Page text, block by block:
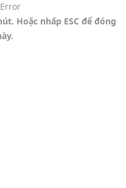
Võ Thị Sáu, Quận 3, Hồ Chí Minh
Hoặc nhấp ESC để đóng